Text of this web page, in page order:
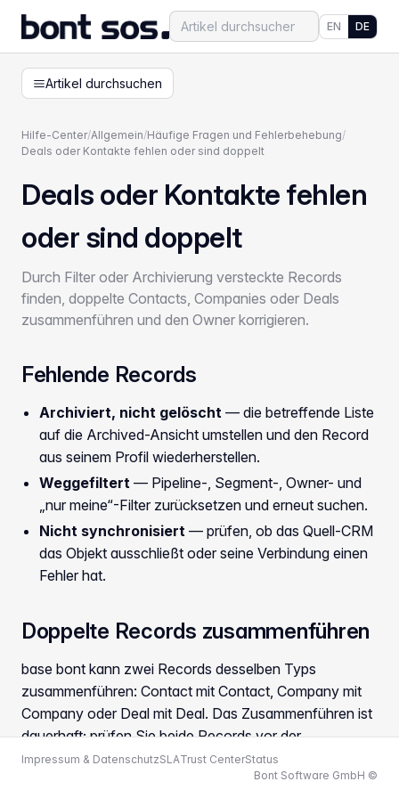
EN DE
Artikel durchsuchen
Hilfe-Center/Allgemein/Häufige Fragen und Fehlerbehebung/
Deals oder Kontakte fehlen oder sind doppelt
Deals oder Kontakte fehlen
oder sind doppelt
Durch Filter oder Archivierung versteckte Records
finden, doppelte Contacts, Companies oder Deals
zusammenführen und den Owner korrigieren.
Fehlende Records
Archiviert, nicht gelöscht — die betreffende Liste
auf die Archived-Ansicht umstellen und den Record
aus seinem Profil wiederherstellen.
Weggefiltert — Pipeline-, Segment-, Owner- und
„nur meine“-Filter zurücksetzen und erneut suchen.
Nicht synchronisiert — prüfen, ob das Quell-CRM
das Objekt ausschließt oder seine Verbindung einen
Fehler hat.
Doppelte Records zusammenführen
base bont kann zwei Records desselben Typs
zusammenführen: Contact mit Contact, Company mit
Company oder Deal mit Deal. Das Zusammenführen ist
dauerhaft; prüfen Sie beide Records vor der
Bestätigung.
Impressum & DatenschutzSLATrust CenterStatus
Bont Software GmbH ©